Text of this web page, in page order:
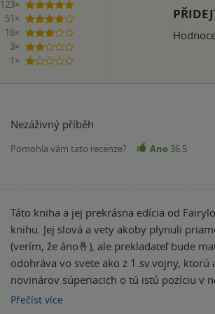
123×
5 hvězdiček
51×
4 hvězdičky
16×
3 hvězdičky
3×
2 hvězdičky
1×
1 hvezdička
Nezáživný příběh
Pomohla vám tato recenze? Ano 36.5
Táto kniha a jej prekrásna edícia od
knihu. Jej slová a vety akoby plynuli
(verím, že áno🤞), ale prekladateľ bude mať veľmi náročnú úlohu 🥰 Kniha je
odohráva vo svete ako z 1.sv.vojny,
novinárov súperiacich o tú istú pozíciu v
ktoré sa ale vďaka magickému zásahu
Přečíst více